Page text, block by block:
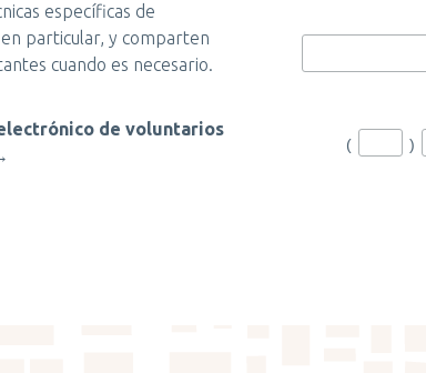
específicas de
particular, y comparten
cuando es necesario.
de voluntarios
( )